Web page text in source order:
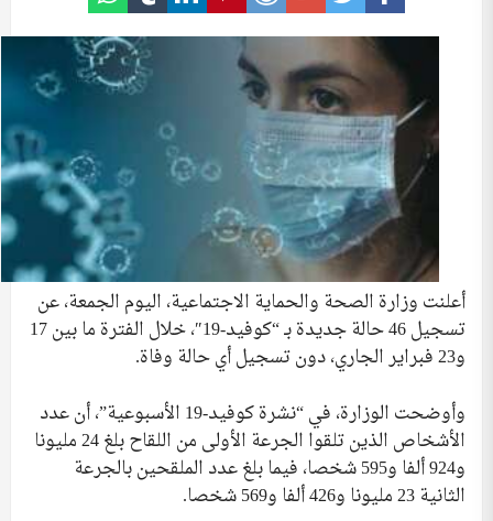
أعلنت وزارة الصحة والحماية الاجتماعية، اليوم الجمعة، عن
تسجيل 46 حالة جديدة بـ “كوفيد-19″، خلال الفترة ما بين 17
و23 فبراير الجاري، دون تسجيل أي حالة وفاة.
وأوضحت الوزارة، في “نشرة كوفيد-19 الأسبوعية”، أن عدد
الأشخاص الذين تلقوا الجرعة الأولى من اللقاح بلغ 24 مليونا
و924 ألفا و595 شخصا، فيما بلغ عدد الملقحين بالجرعة
الثانية 23 مليونا و426 ألفا و569 شخصا.